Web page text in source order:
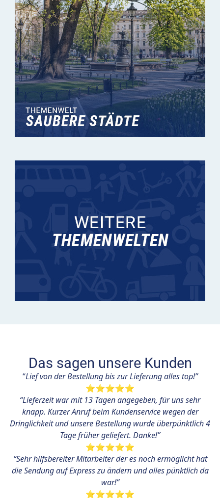
Das sagen unsere Kunden
“Lief von der Bestellung bis zur Lieferung alles top!”
⭐⭐⭐⭐⭐
“Lieferzeit war mit 13 Tagen angegeben, für uns sehr
knapp. Kurzer Anruf beim Kundenservice wegen der
Dringlichkeit und unsere Bestellung wurde überpünktlich 4
Tage früher geliefert. Danke!”
⭐⭐⭐⭐⭐
“Sehr hilfsbereiter Mitarbeiter der es noch ermöglicht hat
die Sendung auf Express zu ändern und alles pünktlich da
war!”
⭐⭐⭐⭐⭐